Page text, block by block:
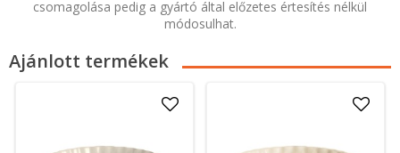
csomagolása pedig a gyártó által előzetes értesítés nélkül
módosulhat.
Ajánlott termékek